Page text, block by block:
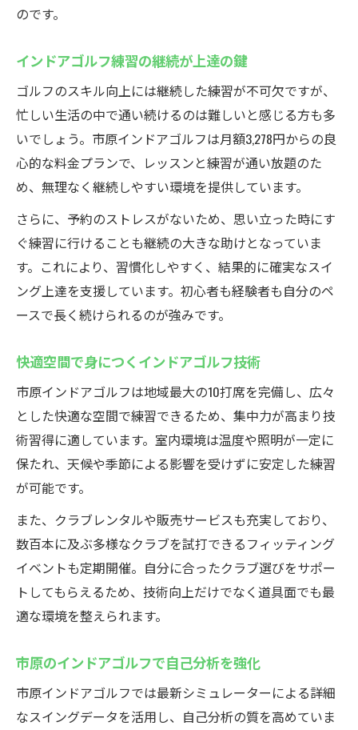
のです。
インドアゴルフ練習の継続が上達の鍵
ゴルフのスキル向上には継続した練習が不可欠ですが、
忙しい生活の中で通い続けるのは難しいと感じる方も多
いでしょう。市原インドアゴルフは月額3,278円からの良
心的な料金プランで、レッスンと練習が通い放題のた
め、無理なく継続しやすい環境を提供しています。
さらに、予約のストレスがないため、思い立った時にす
ぐ練習に行けることも継続の大きな助けとなっていま
す。これにより、習慣化しやすく、結果的に確実なスイ
ング上達を支援しています。初心者も経験者も自分のペ
ースで長く続けられるのが強みです。
快適空間で身につくインドアゴルフ技術
市原インドアゴルフは地域最大の10打席を完備し、広々
とした快適な空間で練習できるため、集中力が高まり技
術習得に適しています。室内環境は温度や照明が一定に
保たれ、天候や季節による影響を受けずに安定した練習
が可能です。
また、クラブレンタルや販売サービスも充実しており、
数百本に及ぶ多様なクラブを試打できるフィッティング
イベントも定期開催。自分に合ったクラブ選びをサポー
トしてもらえるため、技術向上だけでなく道具面でも最
適な環境を整えられます。
市原のインドアゴルフで自己分析を強化
市原インドアゴルフでは最新シミュレーターによる詳細
なスイングデータを活用し、自己分析の質を高めていま